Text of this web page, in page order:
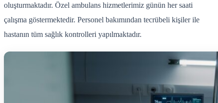
oluşturmaktadır. Özel ambulans hizmetlerimiz günün her saati
çalışma göstermektedir. Personel bakımından tecrübeli kişiler ile
hastanın tüm sağlık kontrolleri yapılmaktadır.